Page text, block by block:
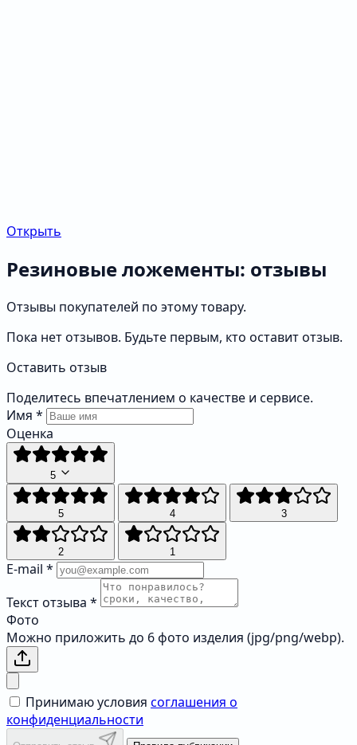
Открыть
Резиновые ложементы: отзывы
Отзывы покупателей по этому товару.
Пока нет отзывов. Будьте первым, кто оставит отзыв.
Оставить отзыв
Поделитесь впечатлением о качестве и сервисе.
Имя *
Оценка
5
5 4 3
2 1
E-mail *
Текст отзыва *
Фото
Можно приложить до 6 фото изделия (jpg/png/webp).
Принимаю условия соглашения о
конфиденциальности